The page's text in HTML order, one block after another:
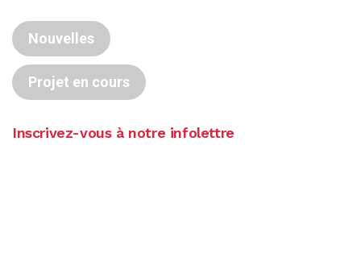
Nouvelles
Projet en cours
Inscrivez-vous à notre infolettre